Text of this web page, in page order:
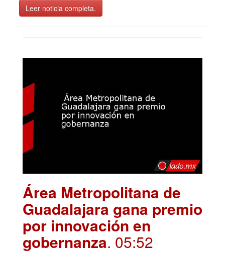
Leer noticia completa.
Área Metropolitana de
Guadalajara gana premio
por innovación en
gobernanza. 05:52